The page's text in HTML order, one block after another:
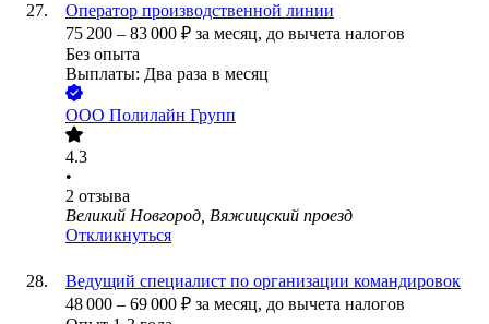
Оператор производственной линии
75 200 – 83 000 ₽ за месяц, до вычета налогов
Без опыта
Выплаты: Два раза в месяц
ООО Полилайн Групп
4.3
•
2 отзыва
Великий Новгород, Вяжищский проезд
Откликнуться
Ведущий специалист по организации командировок
48 000 – 69 000 ₽ за месяц, до вычета налогов